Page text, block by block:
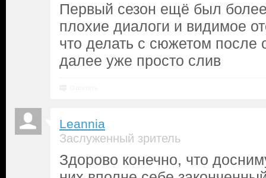
Первый сезон ещё был
плохие диалоги и видимое
что делать с сюжетом после
далее уже просто слив
Leannia
Заслуженный зритель
Здорово конечно, что